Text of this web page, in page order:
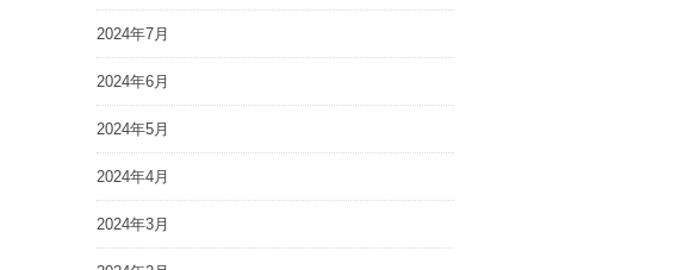
2024年7月
2024年6月
2024年5月
2024年4月
2024年3月